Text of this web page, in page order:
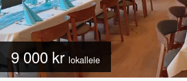
9 000 kr lokalleie